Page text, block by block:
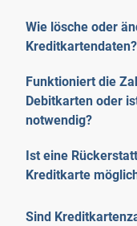
Wie lösche oder
Kreditkartendaten?
Funktioniert die
Debitkarten oder
notwendig?
Ist eine
Kreditkarte
Sind